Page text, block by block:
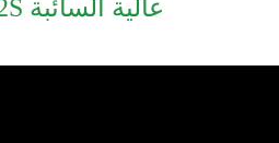
فيديو لوحة فنية C2S عالية السائبة